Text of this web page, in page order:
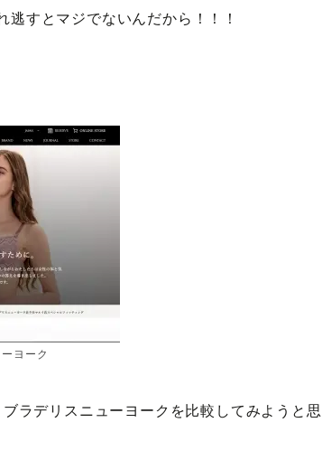
すとマジでないんだから！！！
ヨーク
ラデリスニューヨークを比較してみようと思